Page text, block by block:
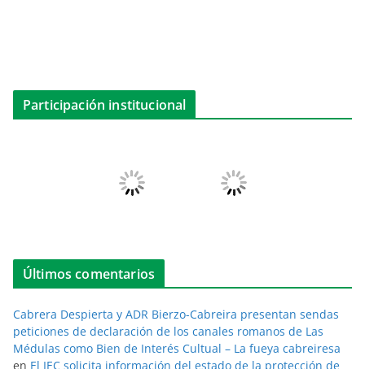
Participación institucional
Últimos comentarios
Cabrera Despierta y ADR Bierzo-Cabreira presentan sendas
peticiones de declaración de los canales romanos de Las
Médulas como Bien de Interés Cultual – La fueya cabreiresa
en El IEC solicita información del estado de la protección de